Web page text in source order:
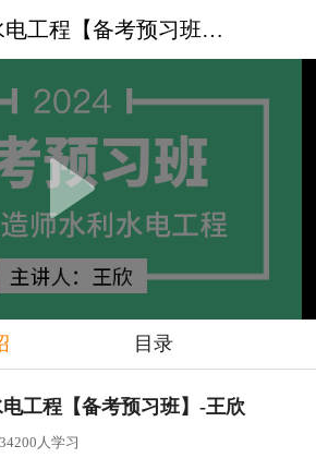
水利水电工程【备考预习班】-王欣
目录
电工程【备考预习班】-王欣
34200人学习